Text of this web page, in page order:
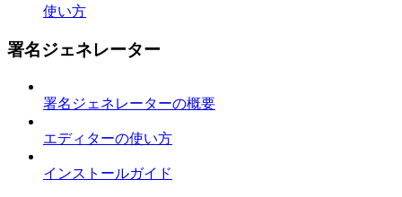
使い方
署名ジェネレーター
署名ジェネレーターの概要
エディターの使い方
インストールガイド